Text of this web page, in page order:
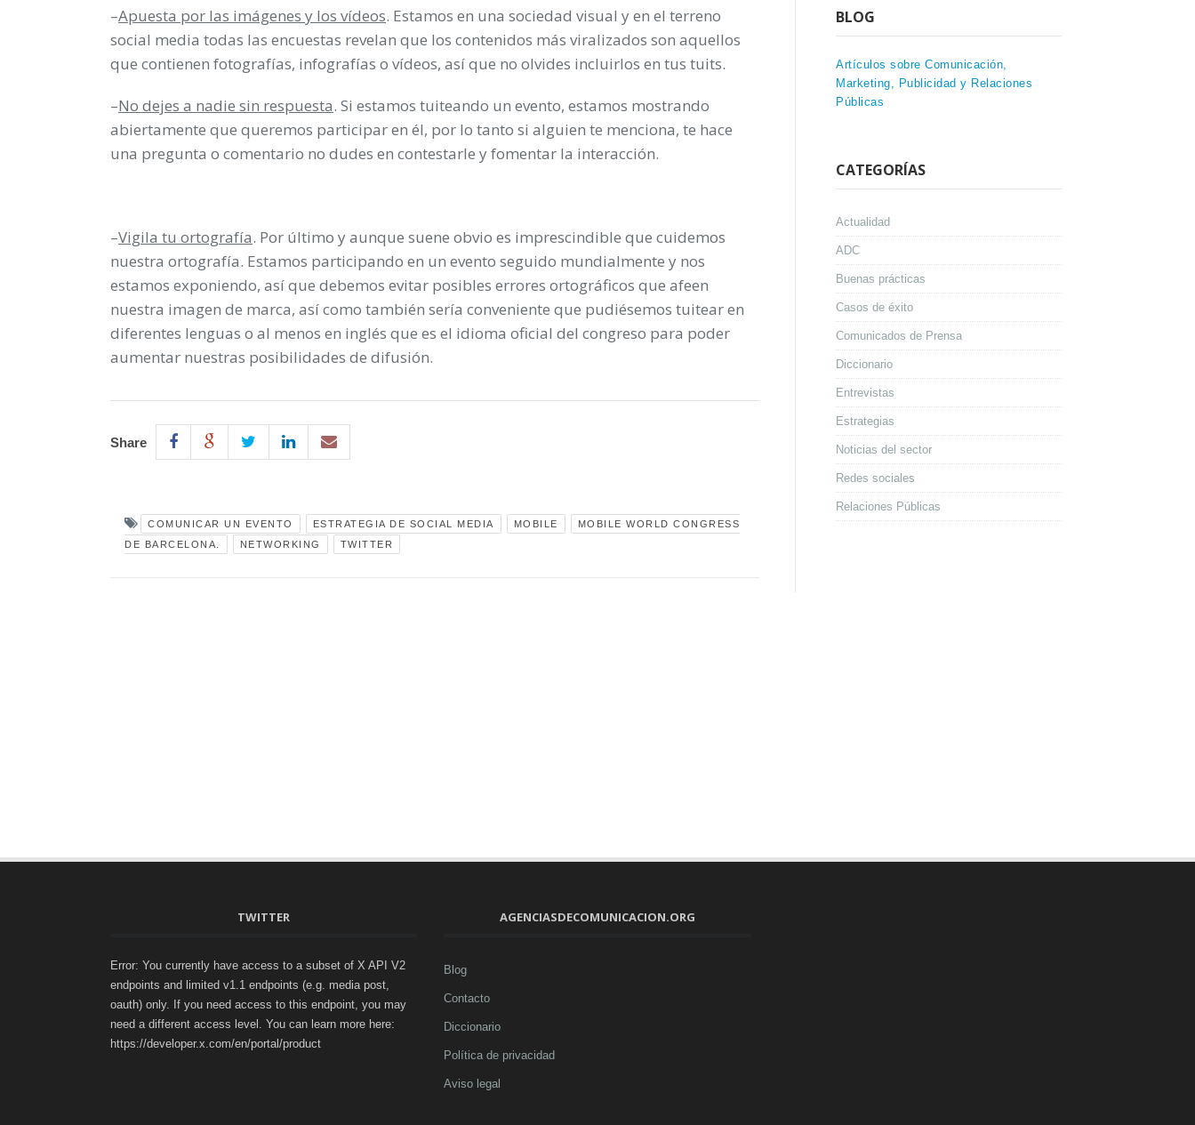
–Apuesta por las imágenes y los vídeos. Estamos en una sociedad visual y en el terreno
social media todas las encuestas revelan que los contenidos más viralizados son aquellos
que contienen fotografías, infografías o vídeos, así que no olvides incluirlos en tus tuits.
–No dejes a nadie sin respuesta. Si estamos tuiteando un evento, estamos mostrando
abiertamente que queremos participar en él, por lo tanto si alguien te menciona, te hace
una pregunta o comentario no dudes en contestarle y fomentar la interacción.
–Vigila tu ortografía. Por último y aunque suene obvio es imprescindible que cuidemos
nuestra ortografía. Estamos participando en un evento seguido mundialmente y nos
estamos exponiendo, así que debemos evitar posibles errores ortográficos que afeen
nuestra imagen de marca, así como también sería conveniente que pudiésemos tuitear en
diferentes lenguas o al menos en inglés que es el idioma oficial del congreso para poder
aumentar nuestras posibilidades de difusión.
Share
COMUNICAR UN EVENTO ESTRATEGIA DE SOCIAL MEDIA MOBILE
MOBILE WORLD CONGRESS
DE BARCELONA.
NETWORKING TWITTER
BLOG
Artículos sobre Comunicación,
Marketing, Publicidad y Relaciones
Públicas
CATEGORÍAS
Actualidad
ADC
Buenas prácticas
Casos de éxito
Comunicados de Prensa
Diccionario
Entrevistas
Estrategias
Noticias del sector
Redes sociales
Relaciones Públicas
TWITTER
Error: You currently have access to a subset of X API V2
endpoints and limited v1.1 endpoints (e.g. media post,
oauth) only. If you need access to this endpoint, you may
need a different access level. You can learn more here:
https://developer.x.com/en/portal/product
AGENCIASDECOMUNICACION.ORG
Blog
Contacto
Diccionario
Política de privacidad
Aviso legal